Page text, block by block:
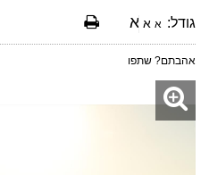
גודל: א א א
אהבתם? שתפו